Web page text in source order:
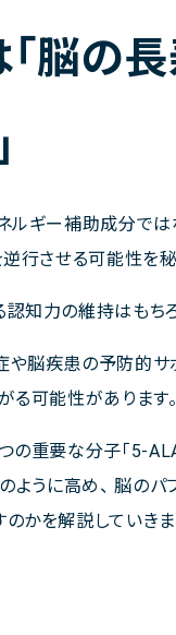
脳の
ルギー補助成分では
行させる可能性を秘
知力の維持はもちろ
脳疾患の予防的サポ
る可能性があります。
の重要な分子「5-ALA
ように高め、 脳のパ
かを解説していきま